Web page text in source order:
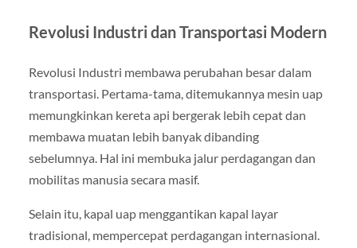
Revolusi Industri dan Transportasi Modern
Revolusi Industri membawa perubahan besar dalam
transportasi. Pertama-tama, ditemukannya mesin uap
memungkinkan kereta api bergerak lebih cepat dan
membawa muatan lebih banyak dibanding
sebelumnya. Hal ini membuka jalur perdagangan dan
mobilitas manusia secara masif.
Selain itu, kapal uap menggantikan kapal layar
tradisional, mempercepat perdagangan internasional.